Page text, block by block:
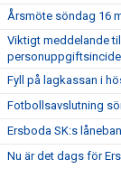
Årsmöte söndag 16
Viktigt meddelande
Fyll på lagkassan i
Fotbollsavslutning
Ersboda SK:s
Nu är det dags för